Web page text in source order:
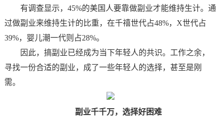
有调查显示，45%的美国人要靠做副业才能维持生计。通
过做副业来维持生计的比重，在千禧世代占48%，X世代占
39%，婴儿潮一代则占28%。
因此，搞副业已经成为当下年轻人的共识。工作之余，
寻找一份合适的副业，成了一些年轻人的选择，甚至是刚
需。
副业千千万，选择好困难